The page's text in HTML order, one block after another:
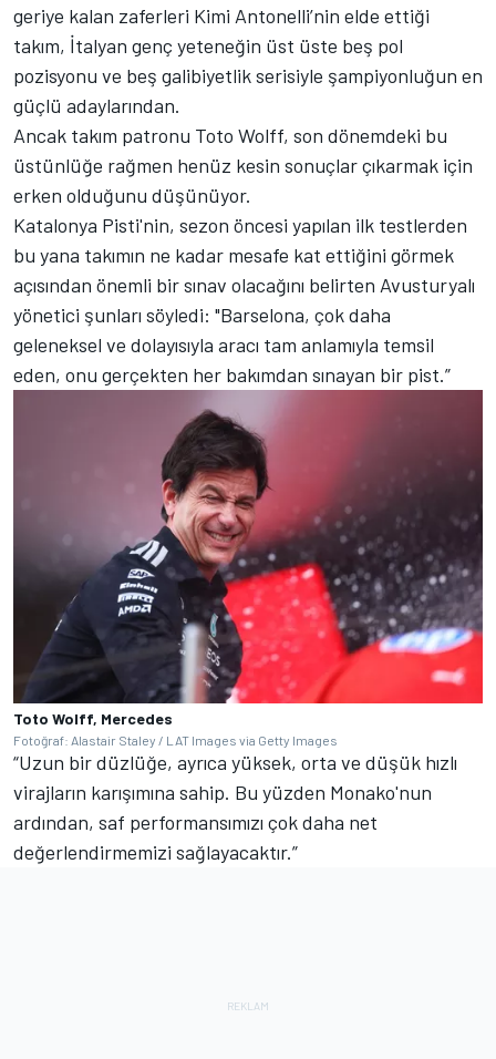
geriye kalan zaferleri Kimi Antonelli’nin elde ettiği
takım, İtalyan genç yeteneğin üst üste beş pol
pozisyonu ve beş galibiyetlik serisiyle şampiyonluğun en
güçlü adaylarından.
Ancak takım patronu Toto Wolff, son dönemdeki bu
üstünlüğe rağmen henüz kesin sonuçlar çıkarmak için
erken olduğunu düşünüyor.
Katalonya Pisti'nin, sezon öncesi yapılan ilk testlerden
bu yana takımın ne kadar mesafe kat ettiğini görmek
açısından önemli bir sınav olacağını belirten Avusturyalı
yönetici şunları söyledi: "Barselona, çok daha
geleneksel ve dolayısıyla aracı tam anlamıyla temsil
eden, onu gerçekten her bakımdan sınayan bir pist.”
Toto Wolff, Mercedes
Fotoğraf: Alastair Staley / LAT Images via Getty Images
“Uzun bir düzlüğe, ayrıca yüksek, orta ve düşük hızlı
virajların karışımına sahip. Bu yüzden Monako'nun
ardından, saf performansımızı çok daha net
değerlendirmemizi sağlayacaktır.”